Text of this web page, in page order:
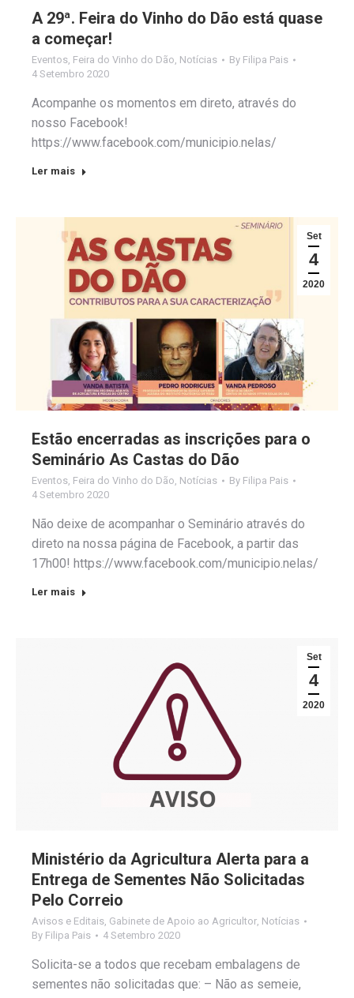
A 29ª. Feira do Vinho do Dão está quase
a começar!
Eventos, Feira do Vinho do Dão, Notícias By Filipa Pais
4 Setembro 2020
Acompanhe os momentos em direto, através do
nosso Facebook!
https://www.facebook.com/municipio.nelas/
Ler mais
Set
4
2020
Estão encerradas as inscrições para o
Seminário As Castas do Dão
Eventos Feira do Vinho do Dão Notícias By Filipa Pais
4 Setembro 2020
Não deixe de acompanhar o Seminário através do
direto na nossa página de Facebook, a partir das
17h00! https://www.facebook.com/municipio.nelas/
Ler mais
Set
4
2020
Ministério da Agricultura Alerta para a
Entrega de Sementes Não Solicitadas
Pelo Correio
Avisos e Editais Gabinete de Apoio ao Agricultor Notícias
By Filipa Pais 4 Setembro 2020
Solicita-se a todos que recebam embalagens de
sementes não solicitadas que: – Não as semeie,